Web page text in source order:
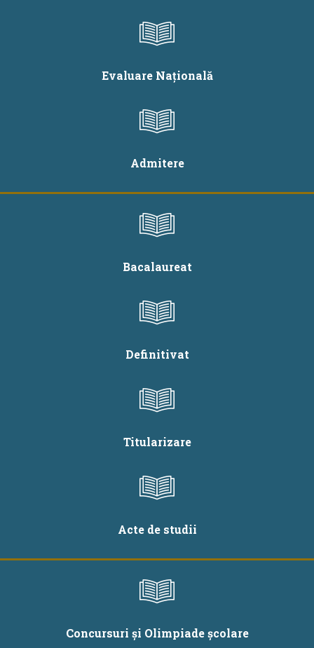
Evaluare Națională
Admitere
Bacalaureat
Definitivat
Titularizare
Acte de studii
Concursuri și Olimpiade școlare